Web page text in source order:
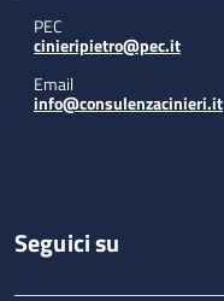
PEC
cinieripietro@pec.it
Email
info@consulenzacinieri.it
Seguici su